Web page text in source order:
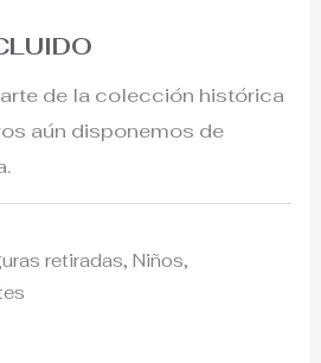
de la colección histórica
aún disponemos de
retiradas,Niños,